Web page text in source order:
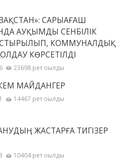
САРЫАҒАШ
АУҚЫМДЫ СЕНБІЛІК
КОММУНАЛДЫҚ
КӨРСЕТІЛДІ
23698 рет оқылды
МАЙДАНГЕР
14467 рет оқылды
ЖАСТАРҒА ТИГІЗЕР
10404 рет оқылды